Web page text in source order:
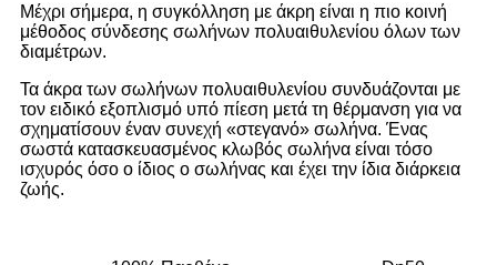
Μέχρι σήμερα, η συγκόλληση με άκρη είναι η πιο κοινή
μέθοδος σύνδεσης σωλήνων πολυαιθυλενίου όλων των
διαμέτρων.
Τα άκρα των σωλήνων πολυαιθυλενίου συνδυάζονται με
τον ειδικό εξοπλισμό υπό πίεση μετά τη θέρμανση για να
σχηματίσουν έναν συνεχή «στεγανό» σωλήνα. Ένας
σωστά κατασκευασμένος κλωβός σωλήνα είναι τόσο
ισχυρός όσο ο ίδιος ο σωλήνας και έχει την ίδια διάρκεια
ζωής.